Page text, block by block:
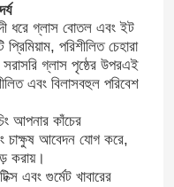
ধরে গ্লাস বোতল এবং ইট
পরিশীলিত চেহারা
গ্লাস পৃষ্ঠের উপরএই
এবং বিলাসবহুল পরিবেশ
আপনার কাঁচের
চাক্ষুষ আবেদন যোগ করে,
করায়।
এবং গুর্মেট খাবারের